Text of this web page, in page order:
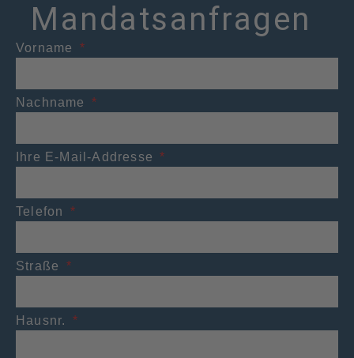
Mandatsanfragen
Vorname
Nachname
Ihre E-Mail-Addresse
Telefon
Straße
Hausnr.